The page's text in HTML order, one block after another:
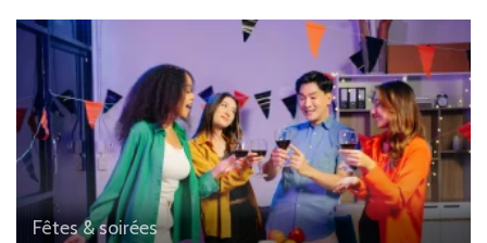
Fêtes & soirées